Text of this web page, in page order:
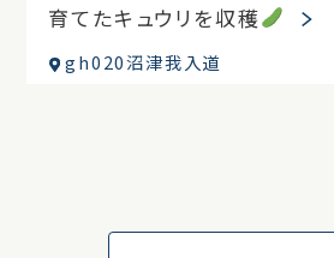
育てたキュウリを収穫
gh020沼津我入道